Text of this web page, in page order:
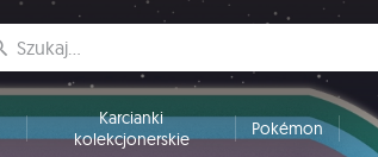
Karcianki
kolekcjonerskie
Pokémon